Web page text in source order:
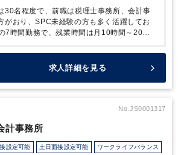
30名程度で、前職は税理士事務所、会計事
がおり、SPC未経験の方も多く活躍してお
7時間勤務で、残業時間は月10時間～20時
されていた方が転職され、現在ご活躍され
クライフバランスの取りやすい職場環境で
していただけます。 転職をお考えの方はぜ
求人詳細を見る
No.JS0001317
計事務所
設定可能 土日面接設定可能 ワークライフバランス